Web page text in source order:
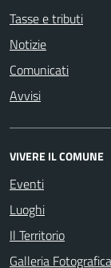
Tasse e tributi
Notizie
Comunicati
Avvisi
VIVERE IL COMUNE
Eventi
Luoghi
Il Territorio
Galleria Fotografica